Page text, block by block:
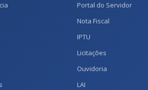
Portal do Servidor
Nota Fiscal
IPTU
Licitações
Ouvidoria
LAI